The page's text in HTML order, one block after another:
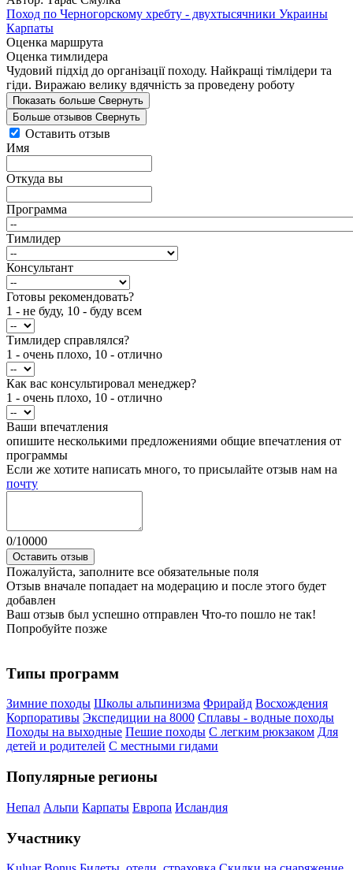
Поход по Черногорскому хребту - двухтысячники Украины
Карпаты
Оценка маршрута
Оценка тимлидера
Чудовий підхід до організації походу. Найкращі тімлідери та
гіди. Виражаю велику вдячність за проведену роботу
Показать больше Свернуть
Больше отзывов Свернуть
Оставить отзыв
Имя
Откуда вы
Программа
Тимлидер
Консультант
Готовы рекомендовать?
1 - не буду, 10 - буду всем
Тимлидер справлялся?
1 - очень плохо, 10 - отлично
Как вас консультировал менеджер?
1 - очень плохо, 10 - отлично
Ваши впечатления
опишите несколькими предложениями общие впечатления от
программы
Если же хотите написать много, то присылайте отзыв нам на
почту
0/10000
Оставить отзыв
Пожалуйста, заполните все обязательные поля
Отзыв вначале попадает на модерацию и после этого будет
добавлен
Ваш отзыв был успешно отправлен Что-то пошло не так!
Попробуйте позже
Типы программ
Зимние походы Школы альпинизма Фрирайд Восхождения
Корпоративы Экспедиции на 8000 Сплавы - водные походы
Походы на выходные Пешие походы С легким рюкзаком Для
детей и родителей С местными гидами
Популярные регионы
Непал Альпи Карпаты Европа Исландия
Участнику